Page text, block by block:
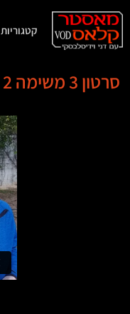
קטגוריות
סרטון 3 משימה 2 סוף מעשה במטרה תחילה